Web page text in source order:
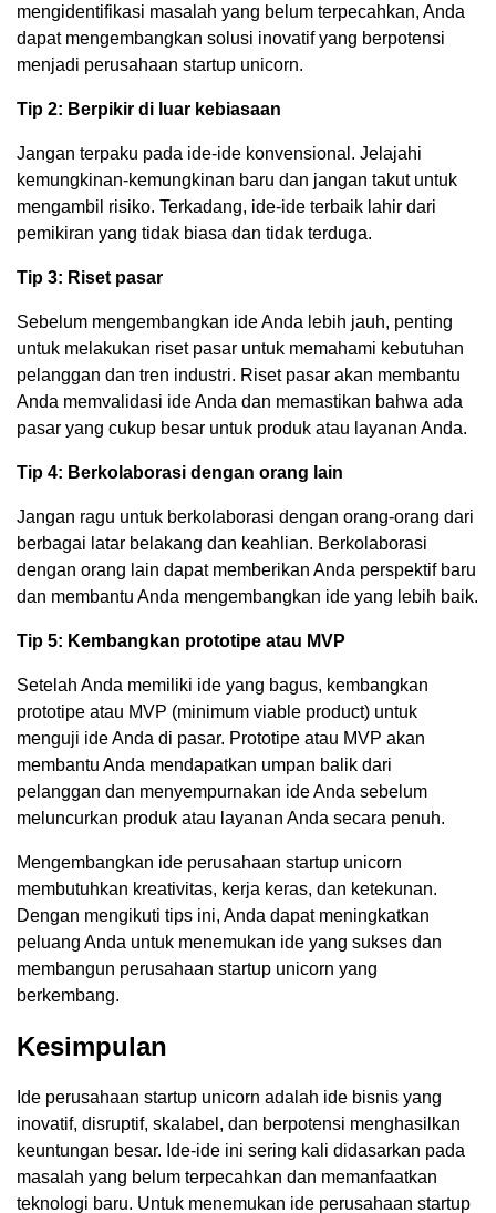
mengidentifikasi masalah yang belum terpecahkan, Anda
dapat mengembangkan solusi inovatif yang berpotensi
menjadi perusahaan startup unicorn.
Tip 2: Berpikir di luar kebiasaan
Jangan terpaku pada ide-ide konvensional. Jelajahi
kemungkinan-kemungkinan baru dan jangan takut untuk
mengambil risiko. Terkadang, ide-ide terbaik lahir dari
pemikiran yang tidak biasa dan tidak terduga.
Tip 3: Riset pasar
Sebelum mengembangkan ide Anda lebih jauh, penting
untuk melakukan riset pasar untuk memahami kebutuhan
pelanggan dan tren industri. Riset pasar akan membantu
Anda memvalidasi ide Anda dan memastikan bahwa ada
pasar yang cukup besar untuk produk atau layanan Anda.
Tip 4: Berkolaborasi dengan orang lain
Jangan ragu untuk berkolaborasi dengan orang-orang dari
berbagai latar belakang dan keahlian. Berkolaborasi
dengan orang lain dapat memberikan Anda perspektif baru
dan membantu Anda mengembangkan ide yang lebih baik.
Tip 5: Kembangkan prototipe atau MVP
Setelah Anda memiliki ide yang bagus, kembangkan
prototipe atau MVP (minimum viable product) untuk
menguji ide Anda di pasar. Prototipe atau MVP akan
membantu Anda mendapatkan umpan balik dari
pelanggan dan menyempurnakan ide Anda sebelum
meluncurkan produk atau layanan Anda secara penuh.
Mengembangkan ide perusahaan startup unicorn
membutuhkan kreativitas, kerja keras, dan ketekunan.
Dengan mengikuti tips ini, Anda dapat meningkatkan
peluang Anda untuk menemukan ide yang sukses dan
membangun perusahaan startup unicorn yang
berkembang.
Kesimpulan
Ide perusahaan startup unicorn adalah ide bisnis yang
inovatif, disruptif, skalabel, dan berpotensi menghasilkan
keuntungan besar. Ide-ide ini sering kali didasarkan pada
masalah yang belum terpecahkan dan memanfaatkan
teknologi baru. Untuk menemukan ide perusahaan startup